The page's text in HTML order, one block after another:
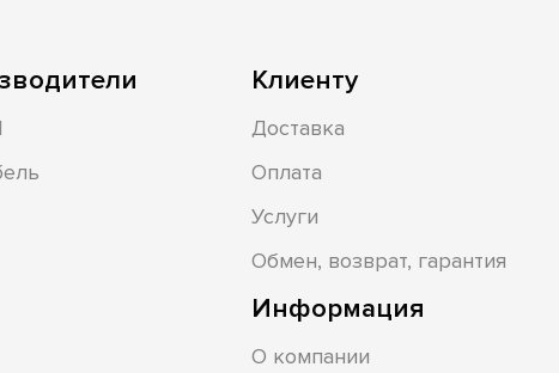
Клиенту
Доставка
Оплата
Услуги
Обмен, возврат, гарантия
Информация
О компании